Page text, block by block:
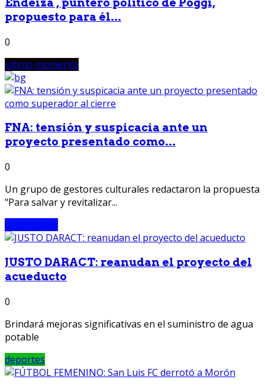
propuesto para él...
0
ultimo momento
FNA: tensión y suspicacia ante un
proyecto presentado como...
0
Un grupo de gestores culturales redactaron la propuesta
"Para salvar y revitalizar...
JUSTO DARACT: reanudan el proyecto del
acueducto
0
Brindará mejoras significativas en el suministro de agua
potable
deportes